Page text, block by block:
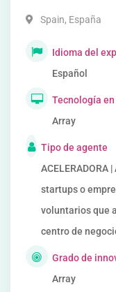
Spain, España
Idioma del
Español
Tecnología
Array
Tipo de agente
ACELERADORA
startups o
voluntarios que
centro de
Grado de
Array